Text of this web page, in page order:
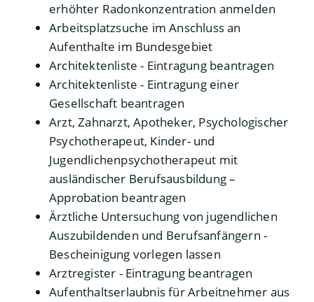
erhöhter Radonkonzentration anmelden
Arbeitsplatzsuche im Anschluss an
Aufenthalte im Bundesgebiet
Architektenliste - Eintragung beantragen
Architektenliste - Eintragung einer
Gesellschaft beantragen
Arzt, Zahnarzt, Apotheker, Psychologischer
Psychotherapeut, Kinder- und
Jugendlichenpsychotherapeut mit
ausländischer Berufsausbildung –
Approbation beantragen
Ärztliche Untersuchung von jugendlichen
Auszubildenden und Berufsanfängern -
Bescheinigung vorlegen lassen
Arztregister - Eintragung beantragen
Aufenthaltserlaubnis für Arbeitnehmer aus